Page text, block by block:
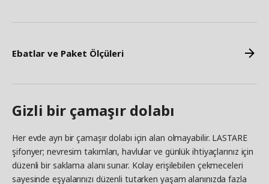
Ebatlar ve Paket Ölçüleri
Gizli bir çamaşır dolabı
Her evde ayrı bir çamaşır dolabı için alan olmayabilir. LASTARE
şifonyer; nevresim takımları, havlular ve günlük ihtiyaçlarınız için
düzenli bir saklama alanı sunar. Kolay erişilebilen çekmeceleri
sayesinde eşyalarınızı düzenli tutarken yaşam alanınızda fazla